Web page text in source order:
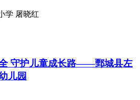
学 屠晓红
守护儿童成长路——鄄城县左
儿园